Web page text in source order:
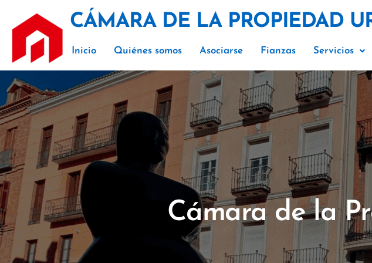
CÁMARA DE LA PROPIEDAD
Inicio Quiénes somos Asociarse Fianzas Servicios
Cámara de la